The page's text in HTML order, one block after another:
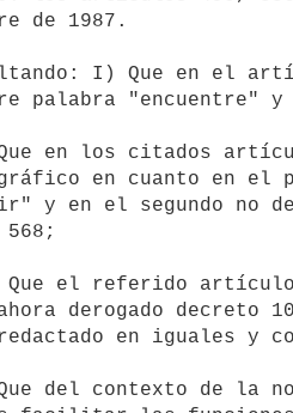
de 1987.
palabra "encuentre"
en cuanto en el
y en el segundo no
derogado decreto
en iguales y